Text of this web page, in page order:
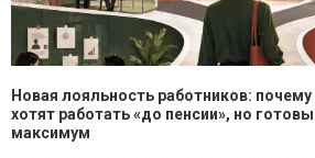
Новая лояльность работников:
хотят работать «до пенсии», но
максимум